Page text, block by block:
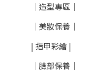
｜造型專區｜
｜美妝保養｜
| 指甲彩繪 |
｜臉部保養｜